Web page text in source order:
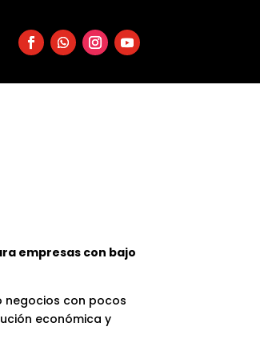
empresas con bajo
negocios con pocos
económica y